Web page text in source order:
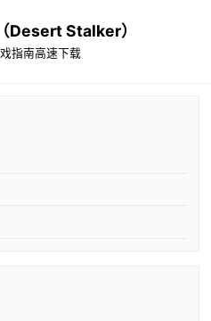
Desert Stalker）
指南高速下载